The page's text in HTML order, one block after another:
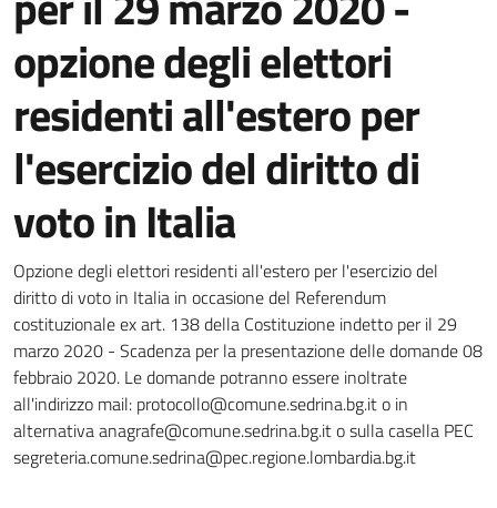
opzione degli elettori
residenti all'estero per
l'esercizio del diritto di
voto in Italia
Dettagli della notizia
Opzione degli elettori residenti all'estero per l'esercizio del
diritto di voto in Italia in occasione del Referendum
costituzionale ex art. 138 della Costituzione indetto per il 29
marzo 2020 - Scadenza per la presentazione delle domande 08
febbraio 2020. Le domande potranno essere inoltrate
all'indirizzo mail: protocollo@comune.sedrina.bg.it o in
alternativa anagrafe@comune.sedrina.bg.it o sulla casella PEC
segreteria.comune.sedrina@pec.regione.lombardia.bg.it